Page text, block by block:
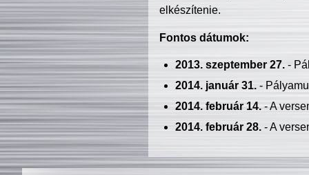
elkészítenie.
Fontos dátumok:
2013. szeptember 27.-
2014. január 31.-
2014. február 14.- A
2014. február 28.- A